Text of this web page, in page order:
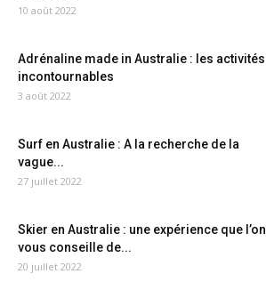
10 août 2022
Adrénaline made in Australie : les activités
incontournables
3 août 2022
Surf en Australie : A la recherche de la
vague...
27 juillet 2022
Skier en Australie : une expérience que l’on
vous conseille de...
20 juillet 2022